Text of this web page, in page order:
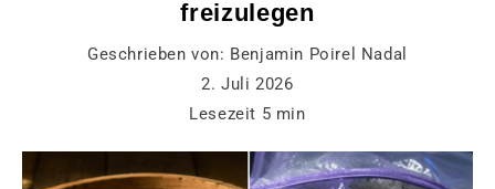
freizulegen
Geschrieben von: Benjamin Poirel Nadal
2. Juli 2026
Lesezeit 5 min